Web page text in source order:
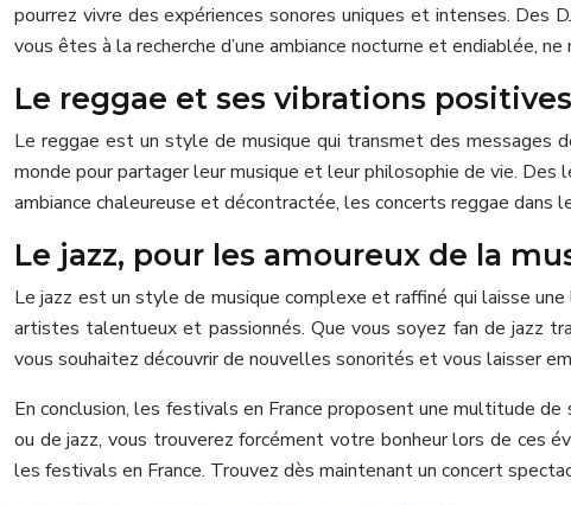
pourrez vivre des expériences sonores uniques et intenses. Des
vous êtes à la recherche d’une ambiance nocturne et endiablée,
Le reggae et ses vibrations positives
Le reggae est un style de musique qui transmet des messages
monde pour partager leur musique et leur philosophie de vie. Des
ambiance chaleureuse et décontractée, les concerts reggae dans
Le jazz, pour les amoureux de la
Le jazz est un style de musique complexe et raffiné qui laisse
artistes talentueux et passionnés. Que vous soyez fan de jazz
vous souhaitez découvrir de nouvelles sonorités et vous laisser
En conclusion, les festivals en France proposent une multitude
ou de jazz, vous trouverez forcément votre bonheur lors de ces
les festivals en France. Trouvez dès maintenant un concert